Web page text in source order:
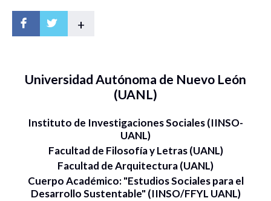
+
Universidad Autónoma de Nuevo León
(UANL)
Instituto de Investigaciones Sociales (IINSO-
UANL)
Facultad de Filosofía y Letras (UANL)
Facultad de Arquitectura (UANL)
Cuerpo Académico: "Estudios Sociales para el
Desarrollo Sustentable" (IINSO/FFYL UANL)